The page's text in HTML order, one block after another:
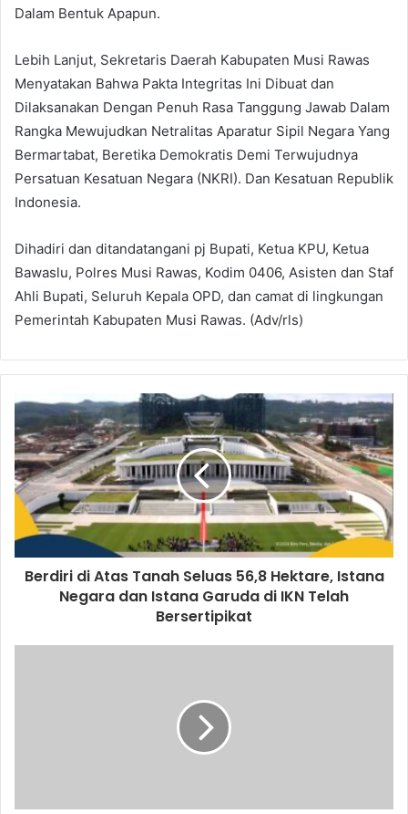
Dalam Bentuk Apapun.
Lebih Lanjut, Sekretaris Daerah Kabupaten Musi Rawas
Menyatakan Bahwa Pakta Integritas Ini Dibuat dan
Dilaksanakan Dengan Penuh Rasa Tanggung Jawab Dalam
Rangka Mewujudkan Netralitas Aparatur Sipil Negara Yang
Bermartabat, Beretika Demokratis Demi Terwujudnya
Persatuan Kesatuan Negara (NKRI). Dan Kesatuan Republik
Indonesia.
Dihadiri dan ditandatangani pj Bupati, Ketua KPU, Ketua
Bawaslu, Polres Musi Rawas, Kodim 0406, Asisten dan Staf
Ahli Bupati, Seluruh Kepala OPD, dan camat di lingkungan
Pemerintah Kabupaten Musi Rawas. (Adv/rls)
Berdiri di Atas Tanah Seluas 56,8 Hektare, Istana
Negara dan Istana Garuda di IKN Telah
Bersertipikat